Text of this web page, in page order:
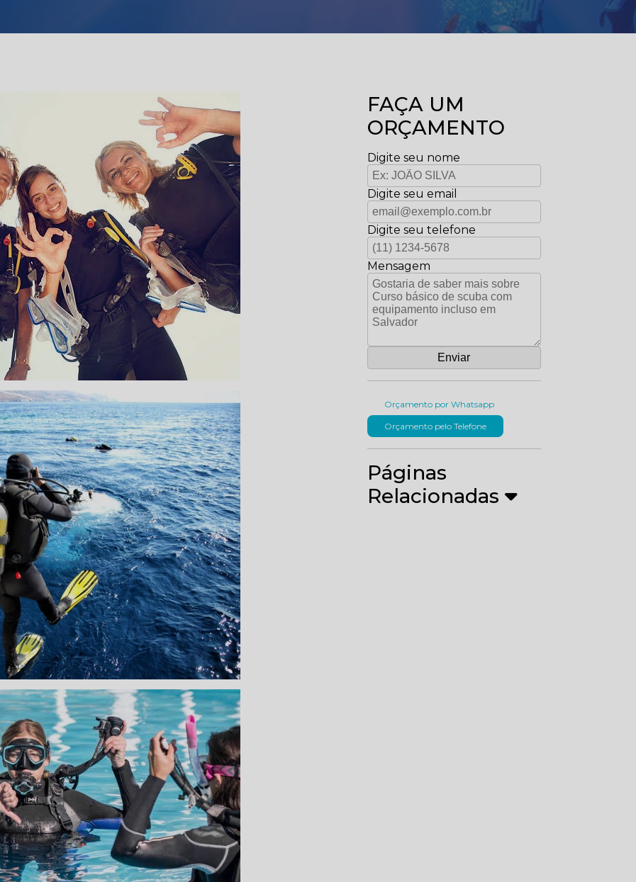
FAÇA UM
ORÇAMENTO
Digite seu nome
Digite seu email
Digite seu telefone
Mensagem
Orçamento por Whatsapp
Orçamento pelo Telefone
Páginas
Relacionadas